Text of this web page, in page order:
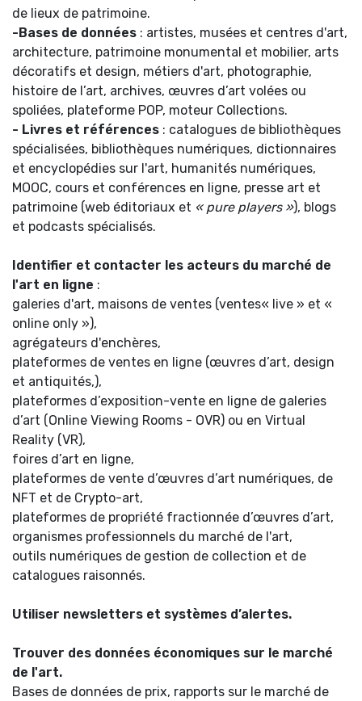
de lieux de patrimoine.
-Bases de données : artistes, musées et centres d'art,
architecture, patrimoine monumental et mobilier, arts
décoratifs et design, métiers d'art, photographie,
histoire de l’art, archives, œuvres d’art volées ou
spoliées, plateforme POP, moteur Collections.
- Livres et références : catalogues de bibliothèques
spécialisées, bibliothèques numériques, dictionnaires
et encyclopédies sur l'art, humanités numériques,
MOOC, cours et conférences en ligne, presse art et
patrimoine (web éditoriaux et « pure players »), blogs
et podcasts spécialisés.
Identifier et contacter les acteurs du marché de
l'art en ligne :
galeries d'art, maisons de ventes (ventes« live » et «
online only »),
agrégateurs d'enchères,
plateformes de ventes en ligne (œuvres d’art, design
et antiquités,),
plateformes d’exposition-vente en ligne de galeries
d’art (Online Viewing Rooms - OVR) ou en Virtual
Reality (VR),
foires d’art en ligne,
plateformes de vente d’œuvres d’art numériques, de
NFT et de Crypto-art,
plateformes de propriété fractionnée d’œuvres d’art,
organismes professionnels du marché de l'art,
outils numériques de gestion de collection et de
catalogues raisonnés.
Utiliser newsletters et systèmes d’alertes.
Trouver des données économiques sur le marché
de l'art.
Bases de données de prix, rapports sur le marché de